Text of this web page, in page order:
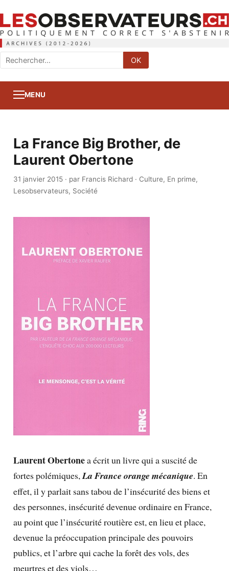
Rechercher
:
OK
MENU
La France Big Brother, de
Laurent Obertone
31 janvier 2015· par Francis Richard· Culture, En prime,
Lesobservateurs, Société
Laurent Obertonea écrit un livre qui a suscité de
fortes polémiques,La France orange mécanique. En
effet, il y parlait sans tabou de l’insécurité des biens et
des personnes, insécurité devenue ordinaire en France,
au point que l’insécurité routière est, en lieu et place,
devenue la préoccupation principale des pouvoirs
publics, et l’arbre qui cache la forêt des vols, des
meurtres et des viols…